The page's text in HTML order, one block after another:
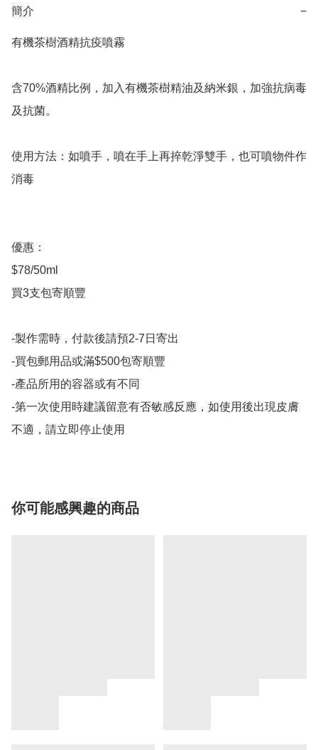
簡介 −
有機茶樹酒精抗疫噴霧
含70%酒精比例，加入有機茶樹精油及納米銀，加強抗病毒
及抗菌。
使用方法：如噴手，噴在手上再捽乾淨雙手，也可噴物件作
消毒
優惠：
$78/50ml
買3支包寄順豐
-製作需時，付款後請預2-7日寄出
-買包郵用品或滿$500包寄順豐
-產品所用的容器或有不同
-第一次使用時建議留意有否敏感反應，如使用後出現皮膚
不適，請立即停止使用
你可能感興趣的商品